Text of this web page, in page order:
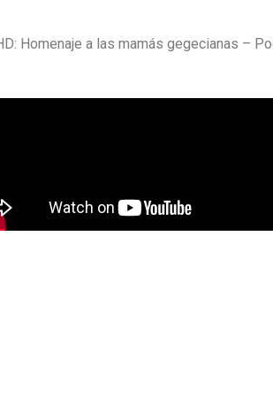
Homenaje a las mamás gegecianas –